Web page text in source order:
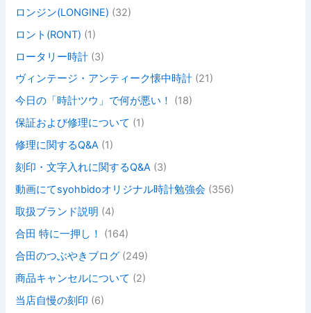
ロンジン(LONGINE) (32)
ロント(RONT) (1)
ロータリー時計 (3)
ヴィンテージ・アンティーク懐中時計 (21)
今日の「時計ツウ」で何が悪い！
(18)
保証および修理について (1)
修理に関するQ&A (1)
刻印・文字入れに関するQ&A (3)
動画にてsyohbidoオリジナル時計勉強会 (356)
取扱ブランド説明 (4)
合田 特に一押し！
(164)
合田のつぶやきブログ (249)
商品キャンセルについて (2)
当店自慢の刻印 (6)